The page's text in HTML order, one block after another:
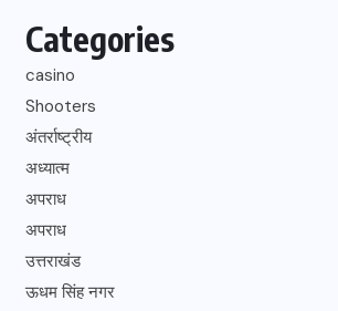
Categories
casino
Shooters
अंतर्राष्ट्रीय
अध्यात्म
अपराध
अपराध
उत्तराखंड
ऊधम सिंह नगर